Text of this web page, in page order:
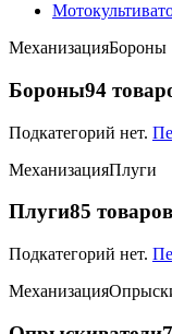
МеханизацияБороны
Бороны94
Подкатегорий нет.
МеханизацияПлуги
Плуги85 товаров
Подкатегорий нет.
Механизация